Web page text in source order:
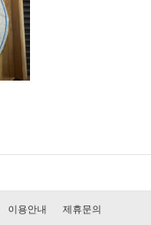
이용안내 제휴문의